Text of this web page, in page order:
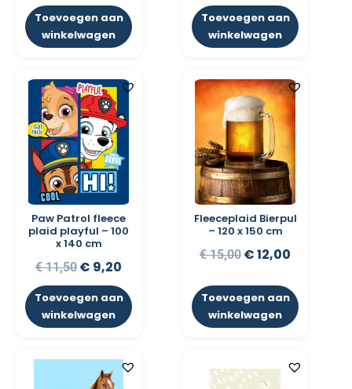
Toevoegen aan
winkelwagen
Toevoegen aan
winkelwagen
Paw Patrol fleece
plaid playful – 100
x 140 cm
€11,50 € 9,20
Toevoegen aan
winkelwagen
Fleeceplaid Bierpul
– 120 x 150 cm
€15,00 €12,00
Toevoegen aan
winkelwagen